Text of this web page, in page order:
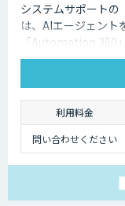
システムサポート
は、AIエージェント
「Automation 360
を抑えて提供します
利用料金
問い合わせください